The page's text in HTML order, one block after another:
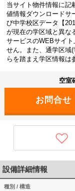
当サイト物件情報に記
値情報ダウンロードサ
び中学校区データ【
が現在の学区域と異な
サービスのWEBサイ
せん。また、通学区域
らを踏まえ学区情報は
空室
設備詳細情報
種別 / 構造